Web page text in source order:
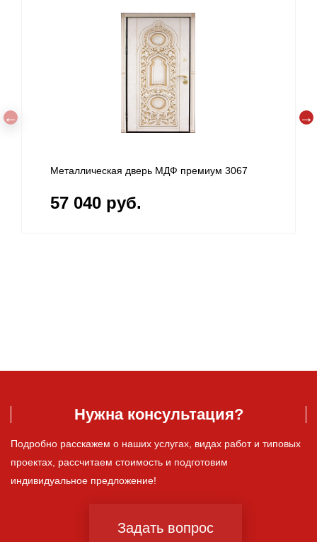
Стальная дверь МДФ премиум 3066
57 040 руб.
Нужна консультация?
Подробно расскажем о наших услугах, видах работ и типовых
проектах, рассчитаем стоимость и подготовим
индивидуальное предложение!
Задать вопрос